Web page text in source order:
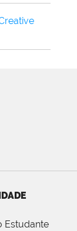
Estudante